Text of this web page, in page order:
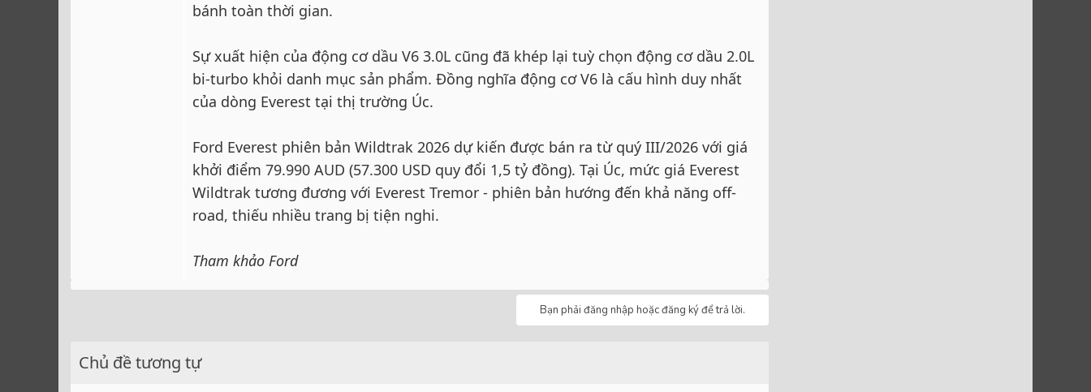
bánh toàn thời gian.
Sự xuất hiện của động cơ dầu V6 3.0L cũng đã khép lại tuỳ chọn động cơ dầu 2.0L
bi-turbo khỏi danh mục sản phẩm. Đồng nghĩa động cơ V6 là cấu hình duy nhất
của dòng Everest tại thị trường Úc.
Ford Everest phiên bản Wildtrak 2026 dự kiến được bán ra từ quý III/2026 với giá
khởi điểm 79.990 AUD (57.300 USD quy đổi 1,5 tỷ đồng). Tại Úc, mức giá Everest
Wildtrak tương đương với Everest Tremor - phiên bản hướng đến khả năng off-
road, thiếu nhiều trang bị tiện nghi.
Tham khảo Ford
Bạn phải đăng nhập hoặc đăng ký để trả lời.
Chủ đề tương tự